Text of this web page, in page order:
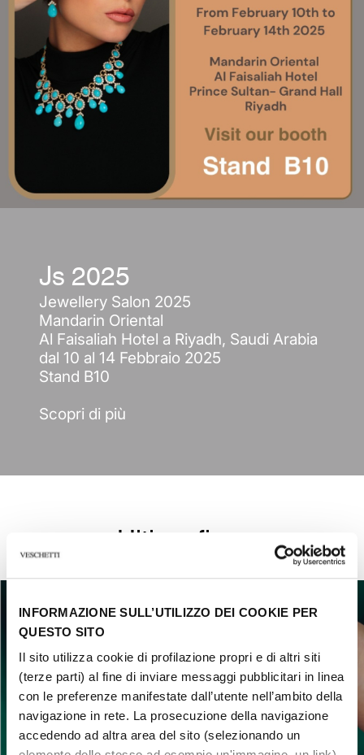
INFORMAZIONE SULL’UTILIZZO DEI COOKIE PER
QUESTO SITO
Il sito utilizza cookie di profilazione propri e di altri siti
(terze parti) al fine di inviare messaggi pubblicitari in linea
con le preferenze manifestate dall’utente nell’ambito della
navigazione in rete. La prosecuzione della navigazione
accedendo ad altra area del sito (selezionando un
Js 2025
Jewellery Salon 2025
Mandarin Oriental
Al Faisaliah Hotel a Riyadh, Saudi Arabia
dal 10 al 14 Febbraio 2025
Stand B10
Scopri di più
Ultime fiere